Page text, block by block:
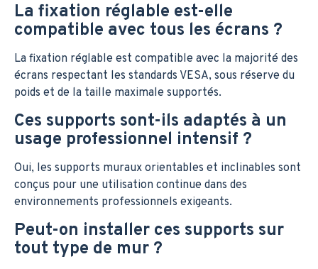
La fixation réglable est-elle
compatible avec tous les écrans ?
La fixation réglable est compatible avec la majorité des
écrans respectant les standards VESA, sous réserve du
poids et de la taille maximale supportés.
Ces supports sont-ils adaptés à un
usage professionnel intensif ?
Oui, les supports muraux orientables et inclinables sont
conçus pour une utilisation continue dans des
environnements professionnels exigeants.
Peut-on installer ces supports sur
tout type de mur ?